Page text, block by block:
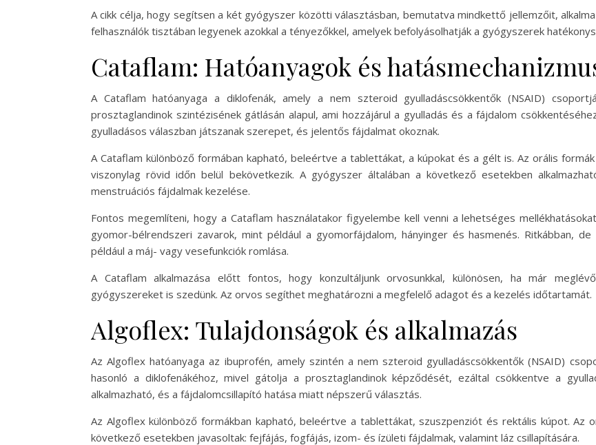
A cikk célja, hogy segítsen a két gyógyszer közötti választásban, bemutatva mindkettő jellemzőit,
felhasználók tisztában legyenek azokkal a tényezőkkel, amelyek befolyásolhatják a gyógyszerek
Cataflam: Hatóanyagok és
A Cataflam hatóanyaga a diklofenák, amely a nem szteroid gyulladáscsökkentők (NSAID)
prosztaglandinok szintézisének gátlásán alapul, ami hozzájárul a gyulladás és a fájdalom
gyulladásos válaszban játszanak szerepet, és jelentős fájdalmat okoznak.
A Cataflam különböző formában kapható, beleértve a tablettákat, a kúpokat és a gélt is. Az orális
viszonylag rövid időn belül bekövetkezik. A gyógyszer általában a következő esetekben
menstruációs fájdalmak kezelése.
Fontos megemlíteni, hogy a Cataflam használatakor figyelembe kell venni a lehetséges
gyomor-bélrendszeri zavarok, mint például a gyomorfájdalom, hányinger és hasmenés. Ritkábban,
például a máj- vagy vesefunkciók romlása.
A Cataflam alkalmazása előtt fontos, hogy konzultáljunk orvosunkkal, különösen, ha már
gyógyszereket is szedünk. Az orvos segíthet meghatározni a megfelelő adagot és a kezelés időtartamát.
Algoflex: Tulajdonságok és alkalmazás
Az Algoflex hatóanyaga az ibuprofén, amely szintén a nem szteroid gyulladáscsökkentők (NSAID)
hasonló a diklofenákéhoz, mivel gátolja a prosztaglandinok képződését, ezáltal csökkentve a
alkalmazható, és a fájdalomcsillapító hatása miatt népszerű választás.
Az Algoflex különböző formákban kapható, beleértve a tablettákat, szuszpenziót és rektális kúpot. Az
következő esetekben javasoltak: fejfájás, fogfájás, izom- és ízületi fájdalmak, valamint láz csillapítására.